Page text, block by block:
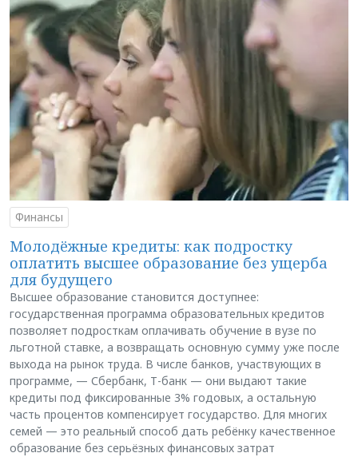
Финансы
Молодёжные кредиты: как подростку
оплатить высшее образование без ущерба
для будущего
Высшее образование становится доступнее:
государственная программа образовательных кредитов
позволяет подросткам оплачивать обучение в вузе по
льготной ставке, а возвращать основную сумму уже после
выхода на рынок труда. В числе банков, участвующих в
программе, — Сбербанк, Т-банк — они выдают такие
кредиты под фиксированные 3% годовых, а остальную
часть процентов компенсирует государство. Для многих
семей — это реальный способ дать ребёнку качественное
образование без серьёзных финансовых затрат